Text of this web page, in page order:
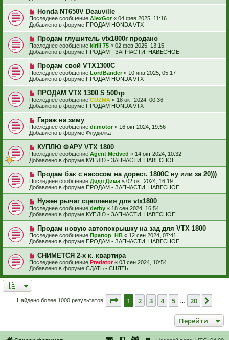
и
е
б
щ
е
н
и
е
е
с
о
о
б
щ
е
н
и
е
Н
о
в
е
с
о
о
б
щ
е
н
и
е
Honda NT650V Deauville
Последнее сообщение AlexGor« 04 фев 2025, 11:16
Добавлено в форуме ПРОДАМ HONDA VTX
Н
о
в
е
с
о
о
б
щ
е
н
и
е
Продам глушитель vtx1800r продано
Последнее сообщение kirill 75 « 02 фев 2025, 13:15
Добавлено в форуме ПРОДАМ - ЗАПЧАСТИ, НАВЕСНОЕ
Н
о
в
е
с
о
о
б
щ
е
н
и
е
Продам свой VTX1300C
Последнее сообщение LordBander« 10 янв 2025, 05:17
Добавлено в форуме ПРОДАМ HONDA VTX
Н
о
в
е
с
о
о
б
щ
е
н
и
е
ПРОДАМ VTX 1300 S 500тр
Последнее сообщение CUZMA « 18 окт 2024, 00:36
Добавлено в форуме ПРОДАМ HONDA VTX
Н
о
в
е
с
о
о
б
щ
е
н
и
е
Гараж на зиму
Последнее сообщение dr.motor« 16 окт 2024, 19:56
Добавлено в форуме Флудилка
Н
о
в
е
с
о
о
б
щ
е
н
и
е
КУПЛЮ ФАРУ VTX 1800
Последнее сообщение Agent Medved « 14 окт 2024, 10:32
Добавлено в форуме КУПЛЮ - ЗАПЧАСТИ, НАВЕСНОЕ
Н
о
в
е
с
о
о
б
щ
е
н
и
е
Продам бак с насосом на дорест. 1800С ну или за 20)))
Последнее сообщение Дядя Дима « 02 окт 2024, 16:19
Добавлено в форуме ПРОДАМ - ЗАПЧАСТИ, НАВЕСНОЕ
Н
о
в
е
с
о
о
б
щ
е
н
и
Нужен рычаг сцепления для vtx1800
Последнее сообщение derby « 18 сен 2024, 16:54
Добавлено в форуме КУПЛЮ - ЗАПЧАСТИ, НАВЕСНОЕ
Н
о
в
с
о
о
б
и
Продам новую автопокрышку на зад для VTX 1800
Последнее сообщение Прапор_НВ « 12 сен 2024, 07:41
Добавлено в форуме ПРОДАМ - ЗАПЧАСТИ, НАВЕСНОЕ
Н
о
в
е
б
СНИМЕТСЯ 2-х к. квартира
Последнее сообщение Predator« 03 сен 2024, 10:54
Добавлено в форуме СДАТЬ - СНЯТЬ
Найдено более 1000 результатов Страница из 20
1 2 3 4 5 20
Перейти